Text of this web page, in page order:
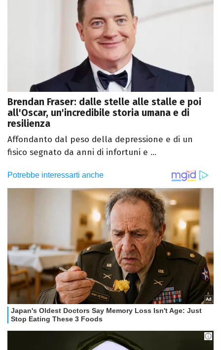
Brendan Fraser: dalle stelle alle stalle e poi
all'Oscar, un'incredibile storia umana e di
resilienza
Affondanto dal peso della depressione e di un
fisico segnato da anni di infortuni e ...